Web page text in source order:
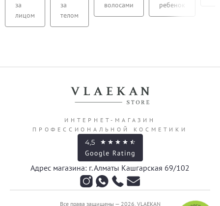
за
лицом
за
телом
волосами
ребенок
ИНТЕРНЕТ-МАГАЗИН
ПРОФЕССИОНАЛЬНОЙ КОСМЕТИКИ
Адрес магазина: г. Алматы Кашгарская 69/102
Все права защищены — 2026. VLAEKAN